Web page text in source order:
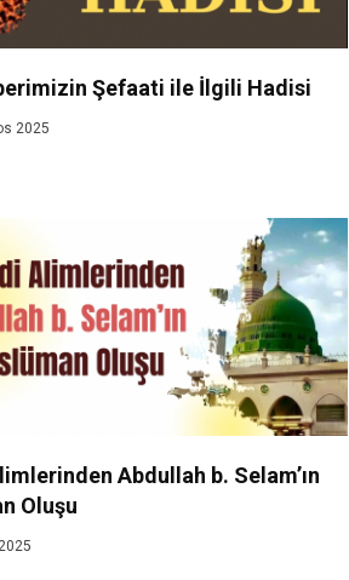
Şefaati ile İlgili Hadisi
2025
Abdullah b. Selam’ın
Oluşu